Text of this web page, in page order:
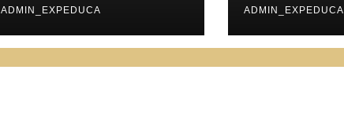
ADMIN_EXPEDUCA ADMIN_EXPEDUCA